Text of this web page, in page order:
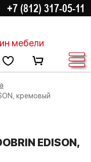
+7 (812) 317-05-11
мебели
кремовый